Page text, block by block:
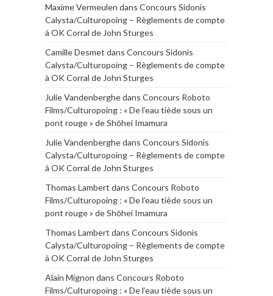
Maxime Vermeulen dans Concours Sidonis
Calysta/Culturopoing – Règlements de compte
à OK Corral de John Sturges
Camille Desmet dans Concours Sidonis
Calysta/Culturopoing – Règlements de compte
à OK Corral de John Sturges
Julie Vandenberghedans Concours Roboto
Films/Culturopoing : « De l’eau tiède sous un
pont rouge » de Shōhei Imamura
Julie Vandenberghedans Concours Sidonis
Calysta/Culturopoing – Règlements de compte
à OK Corral de John Sturges
Thomas Lambert dans Concours Roboto
Films/Culturopoing : « De l’eau tiède sous un
pont rouge » de Shōhei Imamura
Thomas Lambert dans Concours Sidonis
Calysta/Culturopoing – Règlements de compte
à OK Corral de John Sturges
Alain Mignon dans Concours Roboto
Films/Culturopoing : « De l’eau tiède sous un